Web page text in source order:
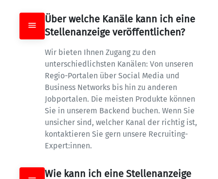
Über welche Kanäle kann ich eine
Stellenanzeige veröffentlichen?
Wir bieten Ihnen Zugang zu den
unterschiedlichsten Kanälen: Von unseren
Regio-Portalen über Social Media und
Business Networks bis hin zu anderen
Jobportalen. Die meisten Produkte können
Sie in unserem Backend buchen. Wenn Sie
unsicher sind, welcher Kanal der richtig ist,
kontaktieren Sie gern unsere Recruiting-
Expert:innen.
Wie kann ich eine Stellenanzeige